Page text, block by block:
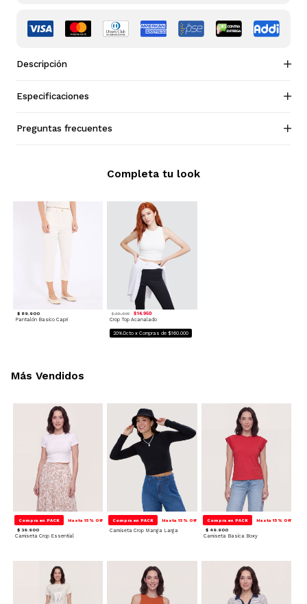
Descripción
Especificaciones
Preguntas frecuentes
$ 89.900
Pantalón Basico Capri
$ 29.900 $ 14.950
Crop Top Acanalado
20%Dcto x Compras de $160.000
Completa tu look
Compra en PACK Hasta 15% Off
$ 39.900
Camiseta Crop Essential
Compra en PACK Hasta 15% Off
Camiseta Crop Manga Larga
Compra en PACK Hasta 15% Off
$ 49.900
Camiseta Basica Boxy
Más Vendidos